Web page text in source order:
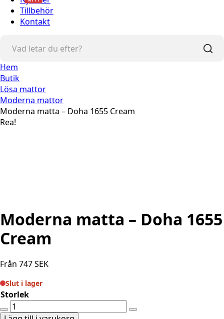
Tillbehör
Kontakt
Hem
Butik
Lösa mattor
Moderna mattor
Moderna matta – Doha 1655 Cream
Rea!
Moderna matta – Doha 1655
Cream
Från 747SEK
Slut i lager
Storlek
Moderna
matta